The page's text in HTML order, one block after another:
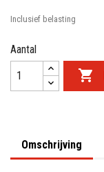
Inclusief belasting
Aantal

Omschrijving